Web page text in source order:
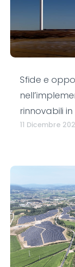
Sfide e
rinnovabili
11 Dicembre